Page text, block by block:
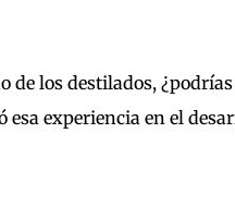
de los destilados,
experiencia en el